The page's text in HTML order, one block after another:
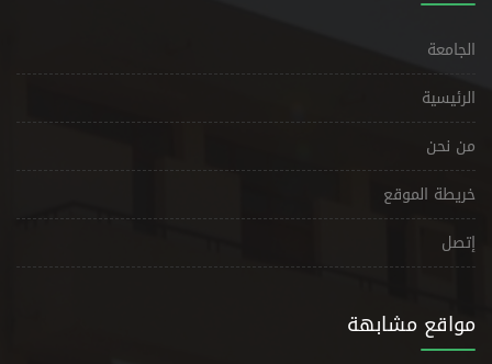
الجامعة
الرئيسية
من نحن
خريطة الموقع
إتصل
مواقع مشابهة